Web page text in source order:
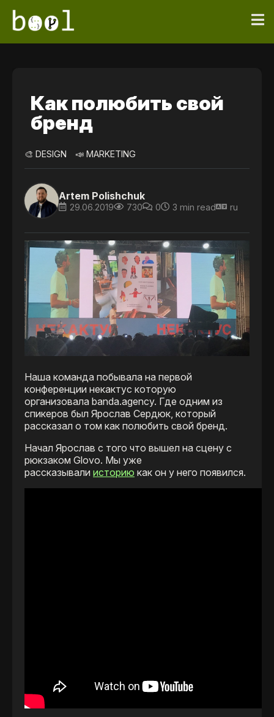
Как полюбить свой
бренд
🎨 DESIGN 📣 MARKETING
Artem Polishchuk
29.06.2019 730 0 3 min read ru
Наша команда побывала на первой
конференции некактус которую
организовала banda.agency. Где одним из
спикеров был Ярослав Сердюк, который
рассказал о том как полюбить свой бренд.
Начал Ярослав с того что вышел на сцену с
рюкзаком Glovo. Мы уже
рассказывали историю как он у него появился.